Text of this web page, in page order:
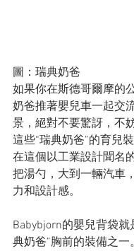
圖：瑞典奶爸
如果你在斯德哥爾摩的
奶爸推著嬰兒車一起交
景，絕對不要驚訝，不
這些“瑞典奶爸”的育兒
在這個以工業設計聞名
把湯勺，大到一輛汽車
力和設計感。
Babybjorn的嬰兒背袋就
典奶爸”胸前的裝備之一